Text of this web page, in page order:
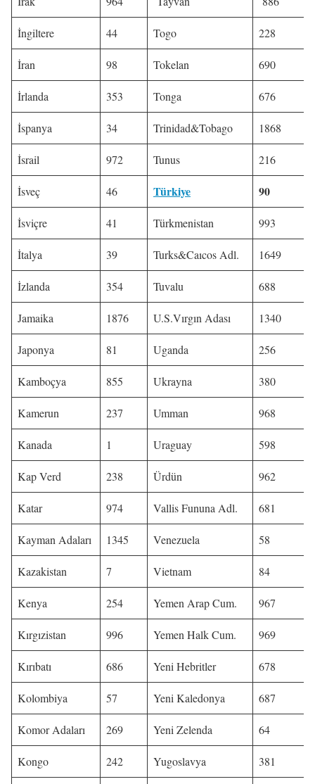
İngiltere 44 Togo 228
İran 98 Tokelan 690
İrlanda 353 Tonga 676
İspanya 34 Trinidad&Tobago 1868
İsrail 972 Tunus 216
İsveç 46 Türkiye 90
İsviçre 41 Türkmenistan 993
İtalya 39 Turks&Caıcos Adl. 1649
İzlanda 354 Tuvalu 688
Jamaika 1876 U.S.Vırgın Adası 1340
Japonya 81 Uganda 256
Kamboçya 855 Ukrayna 380
Kamerun 237 Umman 968
Kanada 1 Uraguay 598
Kap Verd 238 Ürdün 962
Katar 974 Vallis Fununa Adl. 681
Kayman Adaları 1345 Venezuela 58
Kazakistan 7 Vietnam 84
Kenya 254 Yemen Arap Cum. 967
Kırgızistan 996 Yemen Halk Cum. 969
Kırıbatı 686 Yeni Hebritler 678
Kolombiya 57 Yeni Kaledonya 687
Komor Adaları 269 Yeni Zelenda 64
Kongo 242 Yugoslavya 381